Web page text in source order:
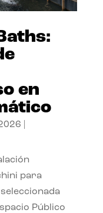
en
para
Público